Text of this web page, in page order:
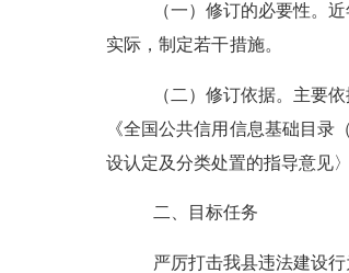
（一）修订的必要性。近
实际，制定若干措施。
（二）修订依据。 主要依
《全国公共信用信息基础目录（
设认定及分类处置的指导意见
二、 目标任务
严厉打击我县违法建设